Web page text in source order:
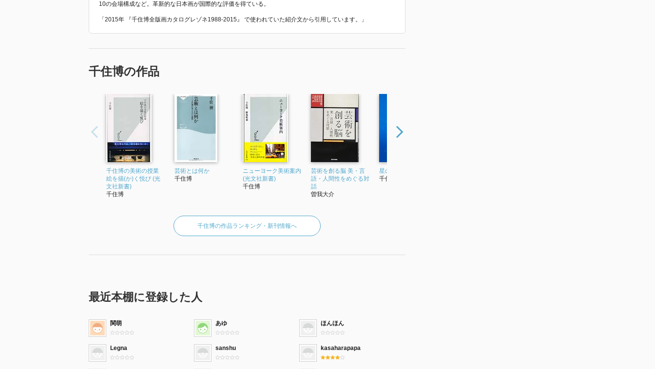
10の会場構成など。革新的な日本画が国際的な評価を得ている。
「2015年 『千住博全版画カタログレゾネ1988-2015』 で使われていた紹介文から引用しています。」
千住博の作品
千住博の美術の授業
絵を描(か)く悦び (光
文社新書)
千住博
芸術とは何か
千住博
ニューヨーク美術案内
(光文社新書)
千住博
芸術を創る脳 美・言
語・人間性をめぐる対
話
曽我大介
星のふる夜に
千住博
千住博の作品ランキング・新刊情報へ
最近本棚に登録した人
関萌 あゆ ほんほん
Legna sanshu kasaharapapa